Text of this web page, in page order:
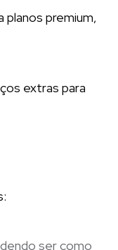
planos premium,
extras para
ser como